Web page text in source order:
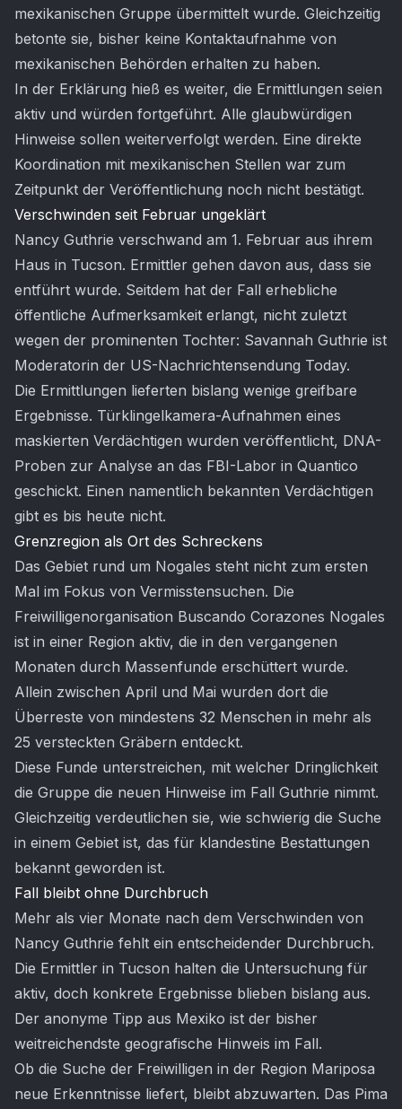
mexikanischen Gruppe übermittelt wurde. Gleichzeitig
betonte sie, bisher keine Kontaktaufnahme von
mexikanischen Behörden erhalten zu haben.
In der Erklärung hieß es weiter, die Ermittlungen seien
aktiv und würden fortgeführt. Alle glaubwürdigen
Hinweise sollen weiterverfolgt werden. Eine direkte
Koordination mit mexikanischen Stellen war zum
Zeitpunkt der Veröffentlichung noch nicht bestätigt.
Verschwinden seit Februar ungeklärt
Nancy Guthrie verschwand am 1. Februar aus ihrem
Haus in Tucson. Ermittler gehen davon aus, dass sie
entführt wurde. Seitdem hat der Fall erhebliche
öffentliche Aufmerksamkeit erlangt, nicht zuletzt
wegen der prominenten Tochter: Savannah Guthrie ist
Moderatorin der US-Nachrichtensendung Today.
Die Ermittlungen lieferten bislang wenige greifbare
Ergebnisse. Türklingelkamera-Aufnahmen eines
maskierten Verdächtigen wurden veröffentlicht, DNA-
Proben zur Analyse an das FBI-Labor in Quantico
geschickt. Einen namentlich bekannten Verdächtigen
gibt es bis heute nicht.
Grenzregion als Ort des Schreckens
Das Gebiet rund um Nogales steht nicht zum ersten
Mal im Fokus von Vermisstensuchen. Die
Freiwilligenorganisation Buscando Corazones Nogales
ist in einer Region aktiv, die in den vergangenen
Monaten durch Massenfunde erschüttert wurde.
Allein zwischen April und Mai wurden dort die
Überreste von mindestens 32 Menschen in mehr als
25 versteckten Gräbern entdeckt.
Diese Funde unterstreichen, mit welcher Dringlichkeit
die Gruppe die neuen Hinweise im Fall Guthrie nimmt.
Gleichzeitig verdeutlichen sie, wie schwierig die Suche
in einem Gebiet ist, das für klandestine Bestattungen
bekannt geworden ist.
Fall bleibt ohne Durchbruch
Mehr als vier Monate nach dem Verschwinden von
Nancy Guthrie fehlt ein entscheidender Durchbruch.
Die Ermittler in Tucson halten die Untersuchung für
aktiv, doch konkrete Ergebnisse blieben bislang aus.
Der anonyme Tipp aus Mexiko ist der bisher
weitreichendste geografische Hinweis im Fall.
Ob die Suche der Freiwilligen in der Region Mariposa
neue Erkenntnisse liefert, bleibt abzuwarten. Das Pima